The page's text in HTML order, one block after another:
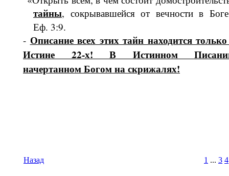
тайны, сокрывавшейся от вечности в
Еф. 3:9.
- Описание всех этих тайн находит­ся
Истине 22-х! В Истин­ном
начертанном Богом на скрижалях!
Назад 1 ... 3 4